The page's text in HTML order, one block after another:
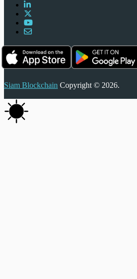
Siam Blockchain Copyright © 2026.